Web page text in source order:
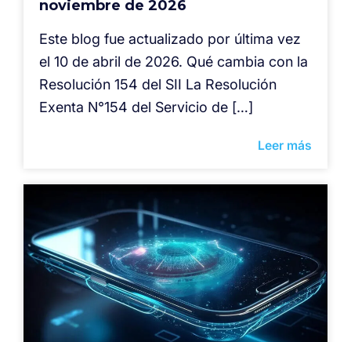
noviembre de 2026
Este blog fue actualizado por última vez
el 10 de abril de 2026. Qué cambia con la
Resolución 154 del SII La Resolución
Exenta N°154 del Servicio de […]
Leer más